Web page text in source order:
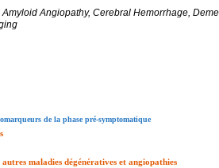
Amyloid Angiopathy, Cerebral Hemorrhage,
de la phase pré-symptomatique
maladies dégénératives et angiopathies